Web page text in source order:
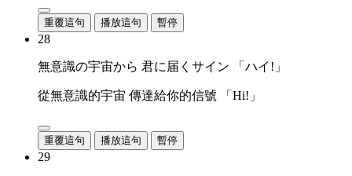
重覆這句 播放這句 暫停
28
無意識の宇宙から 君に届くサイン 「ハイ!」
從無意識的宇宙 傳達給你的信號 「Hi!」
重覆這句 播放這句 暫停
29